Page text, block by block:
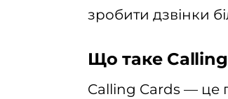
зробити дзвінки
Що таке
Calling Cards — це